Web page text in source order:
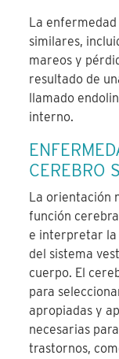
La
similares,
mareos y
resultado de
llamado
interno.
CEREBRO
La orientación
función
e interpretar la
del sistema
cuerpo. El
para
apropiadas y
necesarias
trastornos,